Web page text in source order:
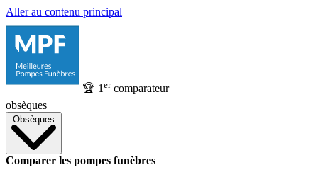
Aller au contenu principal
🏆 1 ercomparateur
obsèques
Obsèques
Comparer les pompes funèbres